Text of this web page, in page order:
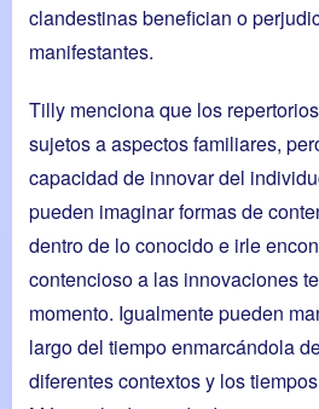
clandestinas benefician o
manifestantes.
Tilly menciona que los
sujetos a aspectos familiares,
capacidad de innovar del
pueden imaginar formas de
dentro de lo conocido e irle
contencioso a las innovaciones
momento. Igualmente pueden
largo del tiempo enmarcándola
diferentes contextos y los